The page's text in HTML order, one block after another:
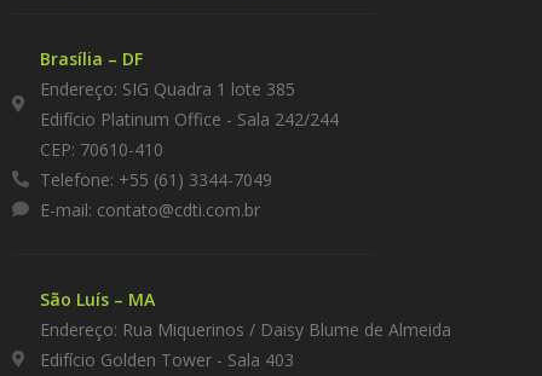
Brasília – DF
Endereço: SIG Quadra 1 lote 385
Edifício Platinum Office - Sala 242/244
CEP: 70610-410
Telefone: +55 (61) 3344-7049
E-mail: contato@cdti.com.br
São Luís – MA
Endereço: Rua Miquerinos / Daisy Blume de Almeida
Edifício Golden Tower - Sala 403